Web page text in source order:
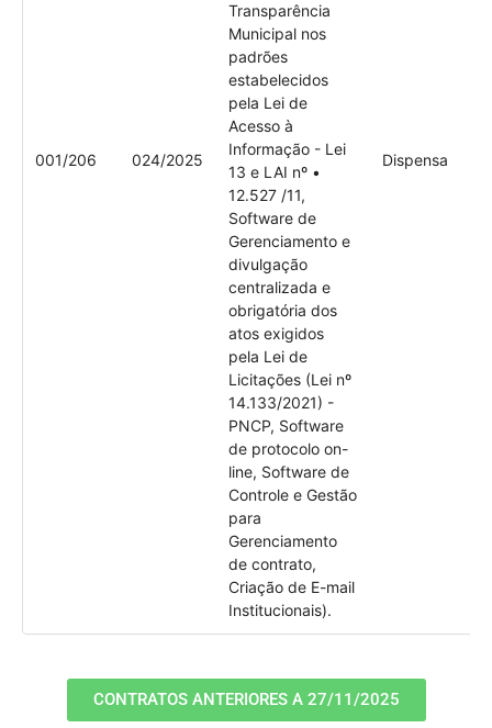
001/206 024/2025
Transparência
Municipal nos
padrões
estabelecidos
pela Lei de
Acesso à
Informação - Lei
13 e LAI nº •
12.527 /11,
Software de
Gerenciamento e
divulgação
centralizada e
obrigatória dos
atos exigidos
pela Lei de
Licitações (Lei nº
14.133/2021) -
PNCP, Software
de protocolo on-
line, Software de
Controle e Gestão
para
Gerenciamento
de contrato,
Criação de E-mail
Institucionais).
Dispensa
CONTRATOS ANTERIORES A 27/11/2025